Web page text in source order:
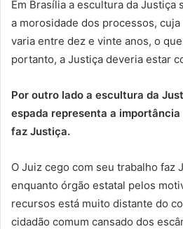
Em Brasília a escultura da Justiça
a morosidade dos processos,
varia entre dez e vinte anos, o
portanto, a Justiça deveria estar
Por outro lado a escultura da
espada representa a
faz Justiça.
O Juiz cego com seu trabalho faz
enquanto órgão estatal pelos
recursos está muito distante do
cidadão comum cansado dos